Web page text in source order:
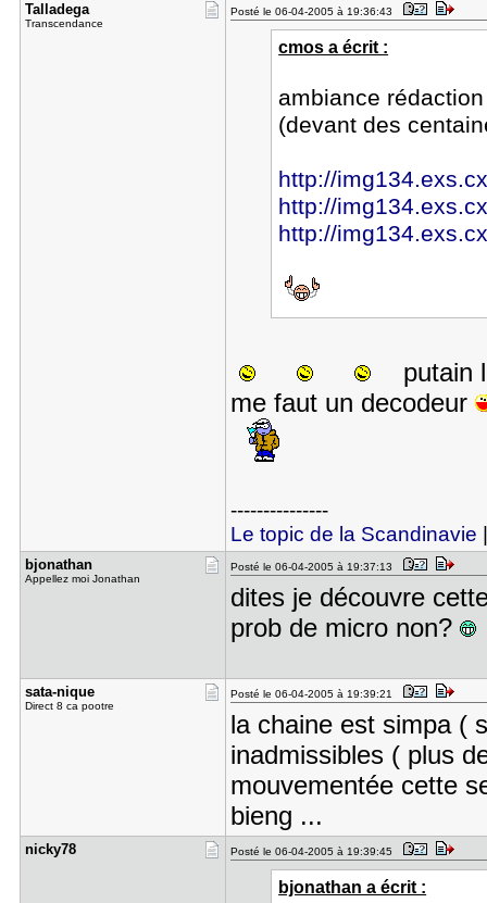
Talladega
Transcendance
Posté le 06-04-2005 à 19:36:43
cmos a écrit :
ambiance
(devant des
http://
http://
http://
putain
me faut un decodeur
---------------
Le topic de la Scandinavie
bjonathan
Appellez moi Jonathan
Posté le 06-04-2005 à 19:37:13
dites je découvre
prob de micro non?
sata-nique
Direct 8 ca pootre
Posté le 06-04-2005 à 19:39:21
la chaine est simpa (
inadmissibles ( plus
mouvementée cette
bieng ...
nicky78 Posté le 06-04-2005 à 19:39:45
bjonathan a écrit :